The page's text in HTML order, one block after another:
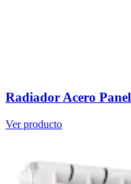
Radiador Acero Panel
Ver producto